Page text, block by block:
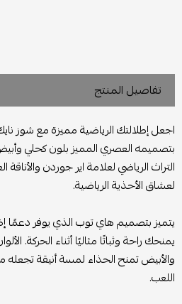
تفاصيل المنتج
اجعل إطلالتك الرياضية مميزة مع شوز
بتصميمه العصري المميز بلون كحلي
التراث الرياضي لعلامة اير جوردن والأناقة
لعشاق الأحذية الرياضية.
يتميز بتصميم هاي توب الذي يوفر دعمًا
يمنحك راحة وثباتًا مثاليًا أثناء الحركة.
والأبيض تمنح الحذاء لمسة أنيقة تجعله
اللعب.